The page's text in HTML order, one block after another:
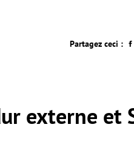
Partagez ceci :
externe et